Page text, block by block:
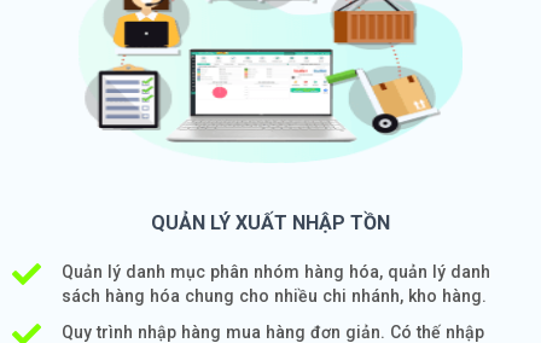
QUẢN LÝ XUẤT NHẬP TỒN
Quản lý danh mục phân nhóm hàng hóa, quản lý danh
sách hàng hóa chung cho nhiều chi nhánh, kho hàng.
Quy trình nhập hàng mua hàng đơn giản. Có thế nhập